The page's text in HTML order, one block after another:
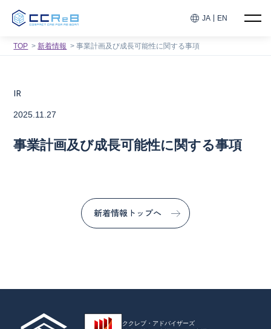
JA EN
TOP 新着情報 事業計画及び成長可能性に関する事項
IR
2025.11.27
事業計画及び成長可能性に関する事項
新着情報トップへ
ククレブ・アドバイザーズ